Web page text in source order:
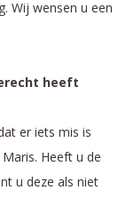
Wij wensen u een
heeft
er iets mis is
Heeft u de
u deze als niet